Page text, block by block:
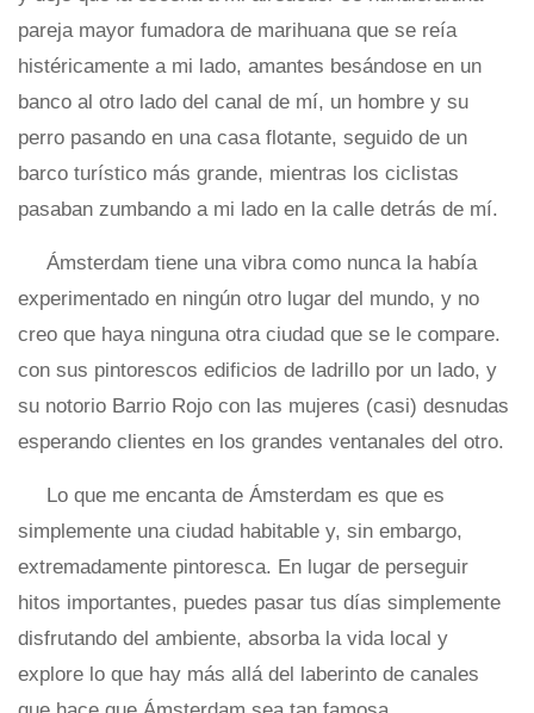
pareja mayor fumadora de marihuana que se reía
histéricamente a mi lado, amantes besándose en un
banco al otro lado del canal de mí, un hombre y su
perro pasando en una casa flotante, seguido de un
barco turístico más grande, mientras los ciclistas
pasaban zumbando a mi lado en la calle detrás de mí.
Ámsterdam tiene una vibra como nunca la había
experimentado en ningún otro lugar del mundo, y no
creo que haya ninguna otra ciudad que se le compare.
con sus pintorescos edificios de ladrillo por un lado, y
su notorio Barrio Rojo con las mujeres (casi) desnudas
esperando clientes en los grandes ventanales del otro.
Lo que me encanta de Ámsterdam es que es
simplemente una ciudad habitable y, sin embargo,
extremadamente pintoresca. En lugar de perseguir
hitos importantes, puedes pasar tus días simplemente
disfrutando del ambiente, absorba la vida local y
explore lo que hay más allá del laberinto de canales